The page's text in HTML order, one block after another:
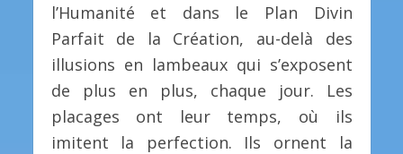
l’Humanité et dans le Plan Divin
Parfait de la Création, au-delà des
illusions en lambeaux qui s’exposent
de plus en plus, chaque jour. Les
placages ont leur temps, où ils
imitent la perfection. Ils ornent la